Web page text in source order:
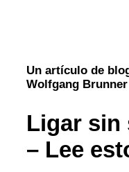
Un artículo de
Wolfgang Brunner
Ligar sin
– Lee